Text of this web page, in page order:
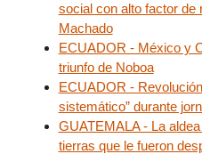
social con alto factor de
Machado
ECUADOR - México y
triunfo de Noboa
ECUADOR -
sistemático” durante
GUATEMALA - La
tierras que le fueron